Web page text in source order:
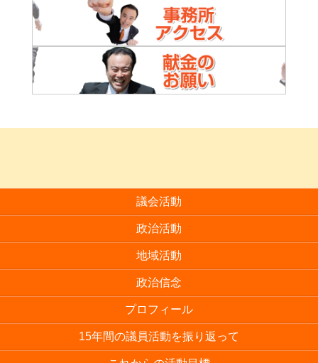
議会活動
政治活動
地域活動
政治信念
プロフィール
15年間の議員活動を振り返って